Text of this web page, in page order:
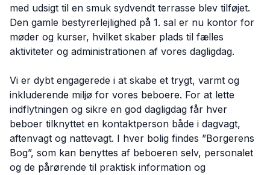
med udsigt til en smuk sydvendt terrasse blev tilføjet.
Den gamle bestyrerlejlighed på 1. sal er nu kontor for
møder og kurser, hvilket skaber plads til fælles
aktiviteter og administrationen af vores dagligdag.
Vi er dybt engagerede i at skabe et trygt, varmt og
inkluderende miljø for vores beboere. For at lette
indflytningen og sikre en god dagligdag får hver
beboer tilknyttet en kontaktperson både i dagvagt,
aftenvagt og nattevagt. I hver bolig findes ”Borgerens
Bog”, som kan benyttes af beboeren selv, personalet
og de pårørende til praktisk information og